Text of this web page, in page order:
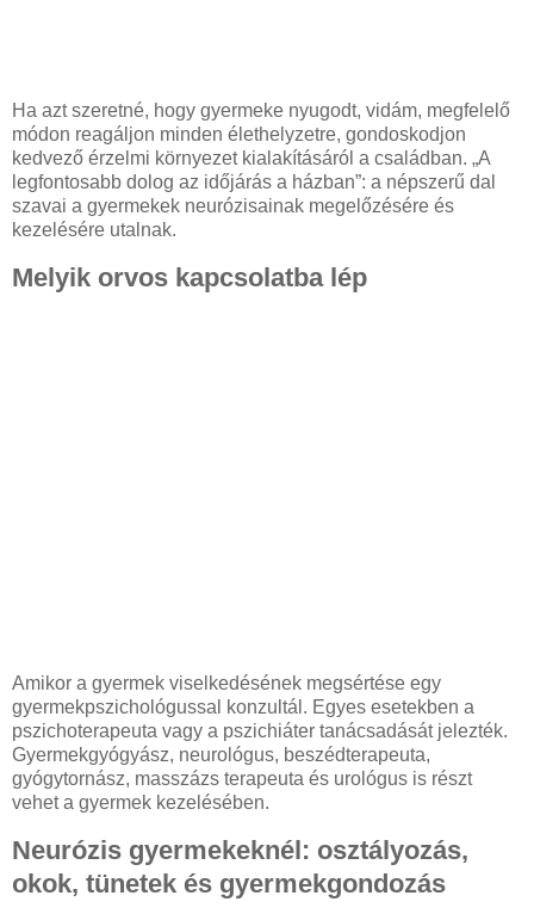
Ha azt szeretné, hogy gyermeke nyugodt, vidám, megfelelő
módon reagáljon minden élethelyzetre, gondoskodjon
kedvező érzelmi környezet kialakításáról a családban. „A
legfontosabb dolog az időjárás a házban”: a népszerű dal
szavai a gyermekek neurózisainak megelőzésére és
kezelésére utalnak.
Melyik orvos kapcsolatba lép
Amikor a gyermek viselkedésének megsértése egy
gyermekpszichológussal konzultál. Egyes esetekben a
pszichoterapeuta vagy a pszichiáter tanácsadását jelezték.
Gyermekgyógyász, neurológus, beszédterapeuta,
gyógytornász, masszázs terapeuta és urológus is részt
vehet a gyermek kezelésében.
Neurózis gyermekeknél: osztályozás,
okok, tünetek és gyermekgondozás